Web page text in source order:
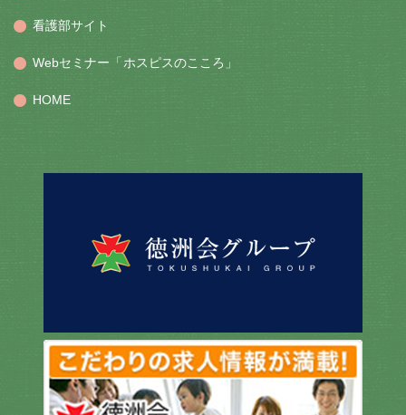
看護部サイト
Webセミナー「ホスピスのこころ」
HOME